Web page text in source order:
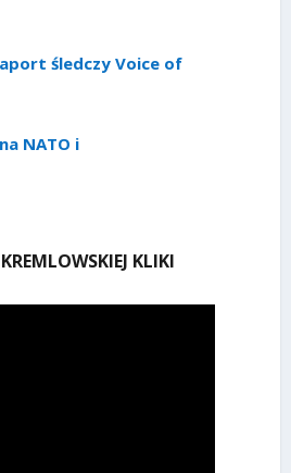
śledczy Voice of
NATO i
KLIKI